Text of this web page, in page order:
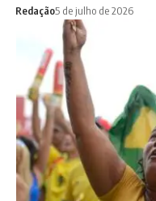
Redação5 de julho de 2026